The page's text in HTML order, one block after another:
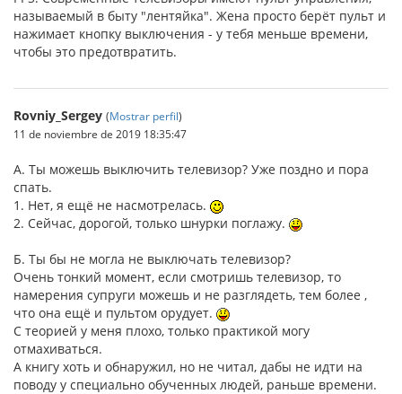
называемый в быту "лентяйка". Жена просто берёт пульт и
нажимает кнопку выключения - у тебя меньше времени,
чтобы это предотвратить.
Rovniy_Sergey (Mostrar perfil)
11 de noviembre de 2019 18:35:47
А. Ты можешь выключить телевизор? Уже поздно и пора
спать.
1. Нет, я ещё не насмотрелась.
2. Сейчас, дорогой, только шнурки поглажу.
Б. Ты бы не могла не выключать телевизор?
Очень тонкий момент, если смотришь телевизор, то
намерения супруги можешь и не разглядеть, тем более ,
что она ещё и пультом орудует.
С теорией у меня плохо, только практикой могу
отмахиваться.
А книгу хоть и обнаружил, но не читал, дабы не идти на
поводу у специально обученных людей, раньше времени.